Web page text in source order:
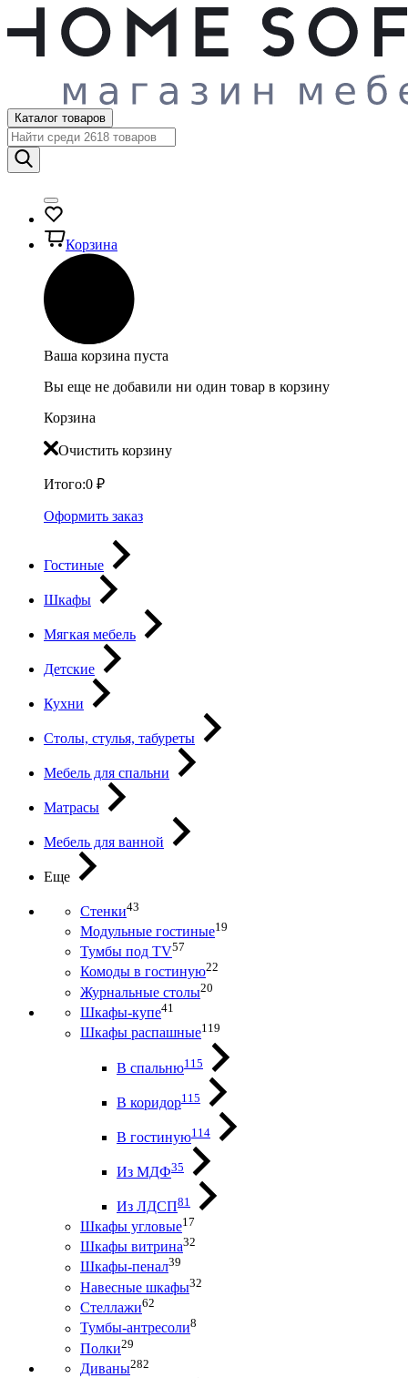
Каталог товаров
Корзина
Ваша корзина пуста
Вы еще не добавили ни один товар в корзину
Корзина
Очистить корзину
Итого:0 ₽
Оформить заказ
Гостиные
Шкафы
Мягкая мебель
Детские
Кухни
Столы, стулья, табуреты
Мебель для спальни
Матрасы
Мебель для ванной
Еще
Стенки43
Модульные гостиные19
Тумбы под ТV57
Комоды в гостиную22
Журнальные столы20
Шкафы-купе41
Шкафы распашные119
В спальню115
В коридор115
В гостиную114
Из МДФ35
Из ЛДСП81
Шкафы угловые17
Шкафы витрина32
Шкафы-пенал39
Навесные шкафы32
Стеллажи62
Тумбы-антресоли8
Полки29
Диваны282